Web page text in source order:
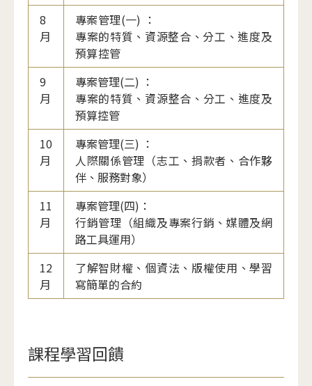
8
月
專案管理(一) ：
專案的特質、資源整合、分工、進度及
預算控管
9
月
專案管理(二) ：
專案的特質、資源整合、分工、進度及
預算控管
10
月
專案管理(三) ：
人際關係管理（志工、捐款者、合作夥
伴、服務對象）
11
月
專案管理(四)：
行銷管理（組織及專案行銷、媒體及網
路工具運用）
12
月
了解智財權、個資法、版權使用、學習
寫簡單的合約
課程學習回饋